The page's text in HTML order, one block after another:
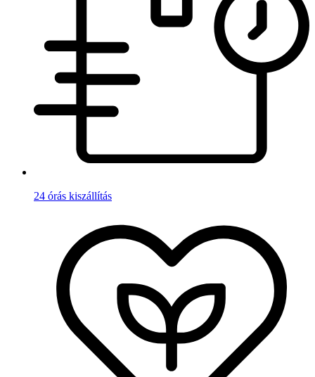
24 órás kiszállítás